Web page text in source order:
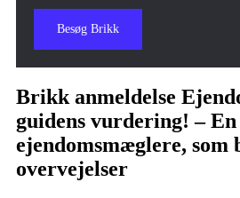
Besøg Brikk
Brikk anmeldelse
guidens vurdering! – En
ejendomsmæglere, som
overvejelser